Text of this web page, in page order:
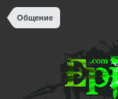
Общение